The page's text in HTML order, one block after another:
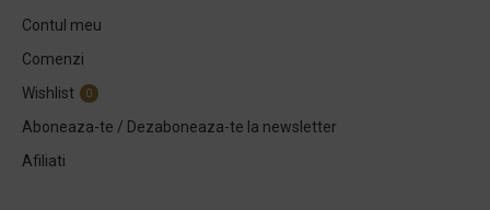
Contul meu
Comenzi
Wishlist
0
Aboneaza-te / Dezaboneaza-te la newsletter
Afiliati